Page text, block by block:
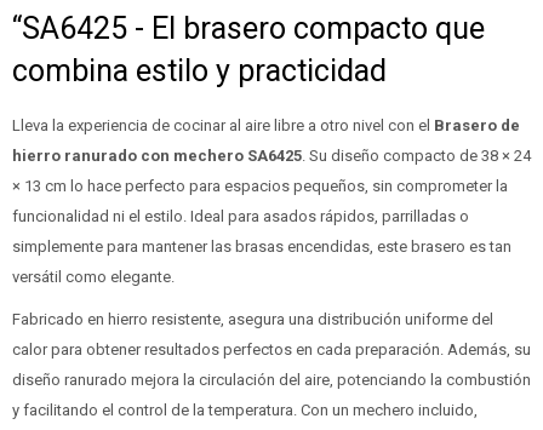
“SA6425 - El brasero compacto que
combina estilo y practicidad
Lleva la experiencia de cocinar al aire libre a otro nivel con el Brasero de
hierro ranurado con mechero SA6425. Su diseño compacto de 38 × 24
× 13 cm lo hace perfecto para espacios pequeños, sin comprometer la
funcionalidad ni el estilo. Ideal para asados rápidos, parrilladas o
simplemente para mantener las brasas encendidas, este brasero es tan
versátil como elegante.
Fabricado en hierro resistente, asegura una distribución uniforme del
calor para obtener resultados perfectos en cada preparación. Además, su
diseño ranurado mejora la circulación del aire, potenciando la combustión
y facilitando el control de la temperatura. Con un mechero incluido,